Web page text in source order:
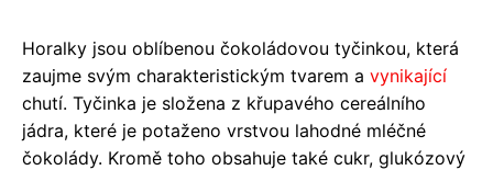
Horalky jsou oblíbenou čokoládovou tyčinkou, která
zaujme svým charakteristickým tvarem a vynikající
chutí. Tyčinka je složena z křupavého cereálního
jádra, které je potaženo vrstvou lahodné mléčné
čokolády. Kromě toho obsahuje také cukr, glukózový